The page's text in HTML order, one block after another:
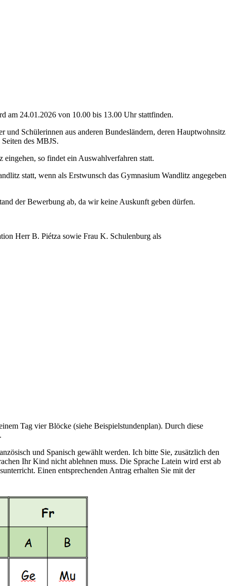
am 24.01.2026 von 10.00 bis 13.00 Uhr stattfinden.
Schülerinnen aus anderen Bundesländern, deren Hauptwohnsitz
des MBJS.
so findet ein Auswahlverfahren statt.
statt, wenn als Erstwunsch das Gymnasium Wandlitz angegeben
der Bewerbung ab, da wir keine Auskunft geben dürfen.
Herr B. Piétza sowie Frau K. Schulenburg als
Tag vier Blöcke (siehe Beispielstundenplan). Durch diese
und Spanisch gewählt werden. Ich bitte Sie, zusätzlich den
Ihr Kind nicht ablehnen muss. Die Sprache Latein wird erst ab
Einen entsprechenden Antrag erhalten Sie mit der